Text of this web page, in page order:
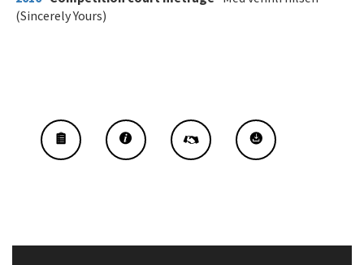
(Sincerely Yours)